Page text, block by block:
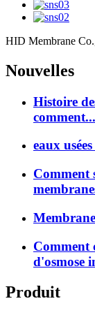
HID Membrane
Nouvelles
Histoire
comment...
eaux
Comment
Comment
d'osmose
Produit